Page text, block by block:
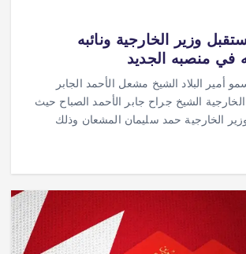
وزير الخارجية ونائبه
في منصبه الجديد
أمير البلاد الشيخ مشعل الأحمد الجابر
الخارجية الشيخ جراح جابر الأحمد الصباح حيث
الخارجية حمد سليمان المشعان وذلك